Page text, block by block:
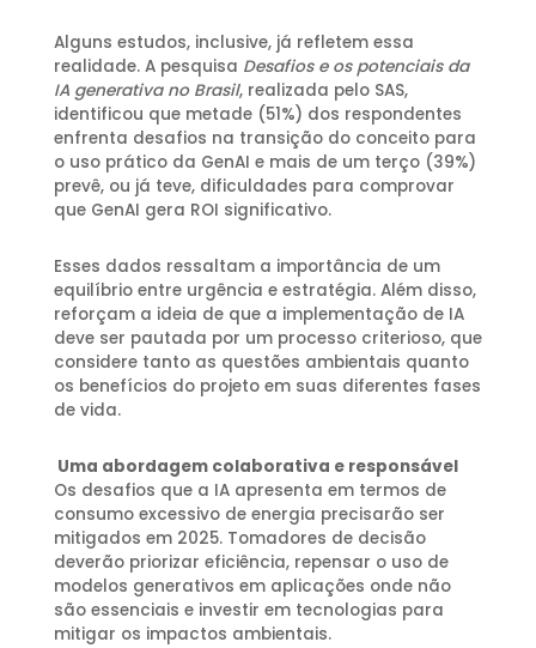
Alguns estudos, inclusive, já refletem essa
realidade. A pesquisa Desafios e os potenciais da
IA generativa no Brasil, realizada pelo SAS,
identificou que metade (51%) dos respondentes
enfrenta desafios na transição do conceito para
o uso prático da GenAI e mais de um terço (39%)
prevê, ou já teve, dificuldades para comprovar
que GenAI gera ROI significativo.
Esses dados ressaltam a importância de um
equilíbrio entre urgência e estratégia. Além disso,
reforçam a ideia de que a implementação de IA
deve ser pautada por um processo criterioso, que
considere tanto as questões ambientais quanto
os benefícios do projeto em suas diferentes fases
de vida.
Uma abordagem colaborativa e responsável
Os desafios que a IA apresenta em termos de
consumo excessivo de energia precisarão ser
mitigados em 2025. Tomadores de decisão
deverão priorizar eficiência, repensar o uso de
modelos generativos em aplicações onde não
são essenciais e investir em tecnologias para
mitigar os impactos ambientais.